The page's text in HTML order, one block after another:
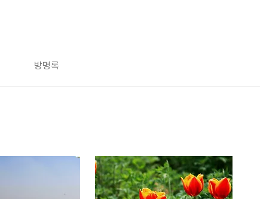
방명록